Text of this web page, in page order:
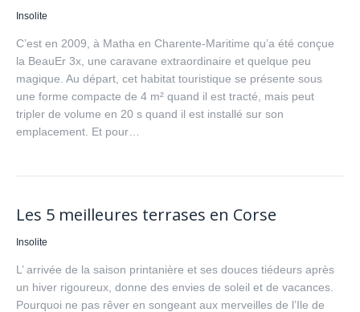
Insolite
C’est en 2009, à Matha en Charente-Maritime qu’a été conçue
la BeauEr 3x, une caravane extraordinaire et quelque peu
magique. Au départ, cet habitat touristique se présente sous
une forme compacte de 4 m² quand il est tracté, mais peut
tripler de volume en 20 s quand il est installé sur son
emplacement. Et pour…
Les 5 meilleures terrases en Corse
Insolite
L’ arrivée de la saison printanière et ses douces tiédeurs après
un hiver rigoureux, donne des envies de soleil et de vacances.
Pourquoi ne pas rêver en songeant aux merveilles de l’Ile de